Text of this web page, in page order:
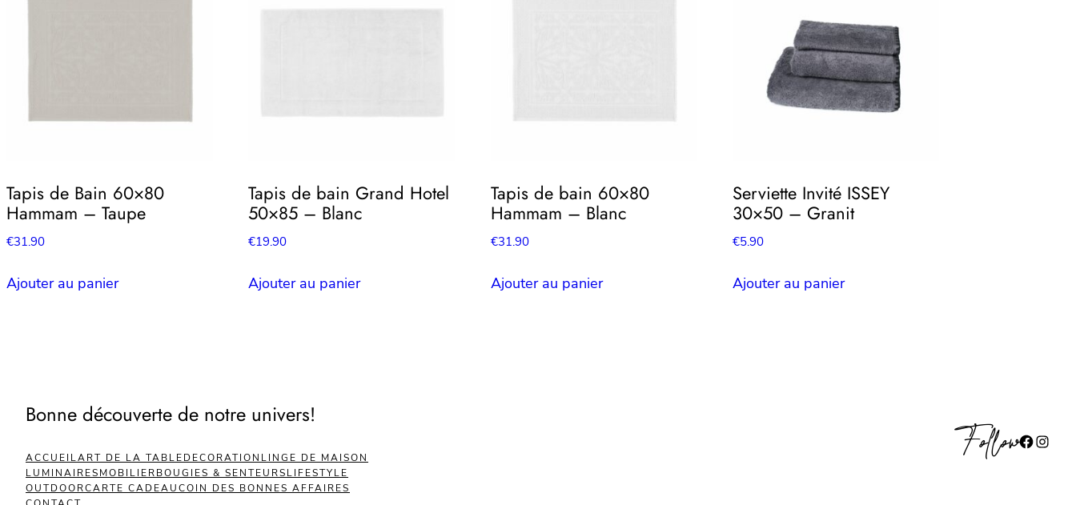
Tapis de Bain 60×80
Hammam – Taupe
€31.90
Ajouter au panier
Tapis de bain Grand Hotel
50×85 – Blanc
€19.90
Ajouter au panier
Tapis de bain 60×80
Hammam – Blanc
€31.90
Ajouter au panier
Serviette Invité ISSEY
30×50 – Granit
€5.90
Ajouter au panier
Bonne découverte de notre univers!
ACCUEILART DE LA TABLEDECORATION LINGE DE MAISON
LUMINAIRESMOBILIERBOUGIES & SENTEURSLIFESTYLE
OUTDOORCARTE CADEAUCOIN DES BONNES AFFAIRES
FollowFacebook Instagram